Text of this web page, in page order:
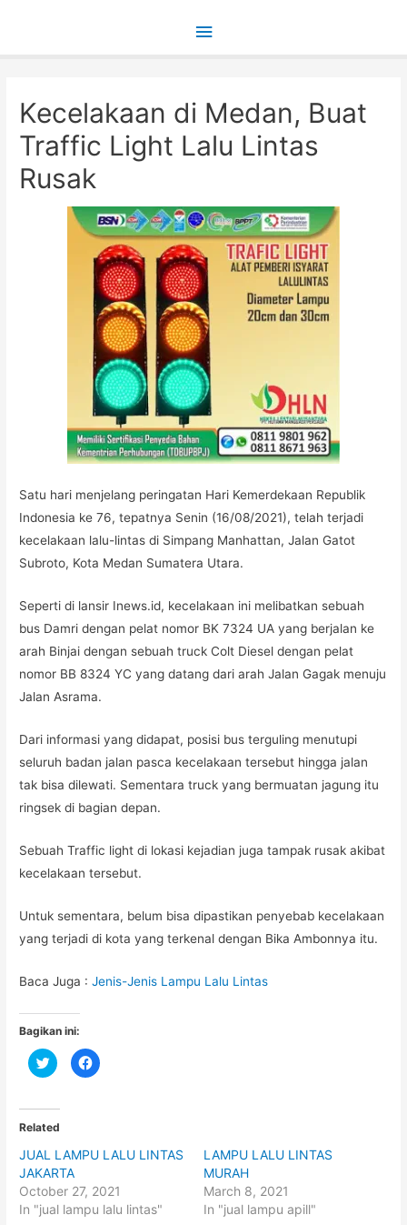
Main
Kecelakaan di Medan, Buat
Traffic Light Lalu Lintas
Rusak
Satu hari menjelang peringatan Hari Kemerdekaan Republik
Indonesia ke 76, tepatnya Senin (16/08/2021), telah terjadi
kecelakaan lalu-lintas di Simpang Manhattan, Jalan Gatot
Subroto, Kota Medan Sumatera Utara.
Seperti di lansir Inews.id, kecelakaan ini melibatkan sebuah
bus Damri dengan pelat nomor BK 7324 UA yang berjalan ke
arah Binjai dengan sebuah truck Colt Diesel dengan pelat
nomor BB 8324 YC yang datang dari arah Jalan Gagak menuju
Jalan Asrama.
Dari informasi yang didapat, posisi bus terguling menutupi
seluruh badan jalan pasca kecelakaan tersebut hingga jalan
tak bisa dilewati. Sementara truck yang bermuatan jagung itu
ringsek di bagian depan.
Sebuah Traffic light di lokasi kejadian juga tampak rusak akibat
kecelakaan tersebut.
Untuk sementara, belum bisa dipastikan penyebab kecelakaan
yang terjadi di kota yang terkenal dengan Bika Ambonnya itu.
Baca Juga :Jenis-Jenis Lampu Lalu Lintas
Bagikan ini:
C
l
t
o
s
h
a
r
e
o
n
T
C
l
h
a
o
F
Related
JUAL LAMPU LALU LINTAS
JAKARTA
October 27, 2021
In "jual lampu lalu lintas"
LAMPU LALU LINTAS
MURAH
March 8, 2021
In "jual lampu apill"